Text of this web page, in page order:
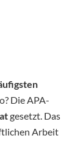
Die APA-
gesetzt. Das
Arbeit